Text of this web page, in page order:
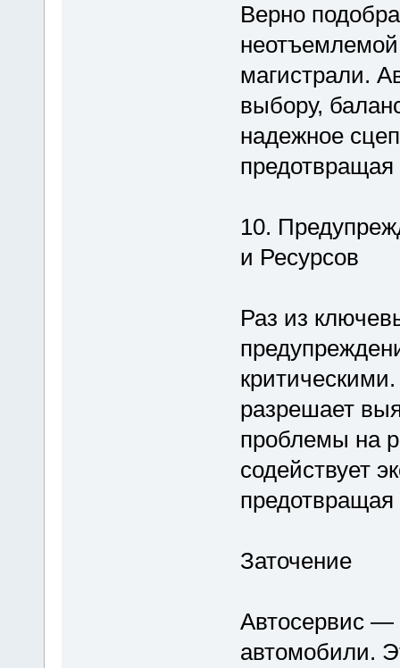
Верно
магистрали.
выбору,
надежное
10.
и Ресурсов
Раз из
разрешает
проблемы на
содействует
Заточение
Автосервис —
автомобили.